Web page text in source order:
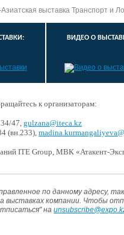
ВИДЕО О
к организаторам:
34/47, gulzana@iteca.kz
(вн.233),
ITE Group, МВК «Атакент-
по данному адресу, так
выставках компании. Чтобы
на